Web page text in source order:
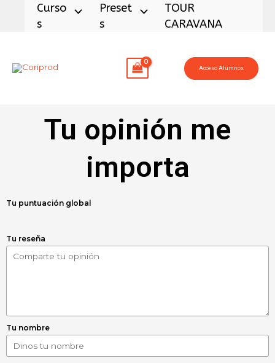
Curso
S
Preset
S
TOUR
CARAVANA
Acceso Alumnos
Tu opinión me
importa
Tu puntuación global
Tu reseña
Tu nombre